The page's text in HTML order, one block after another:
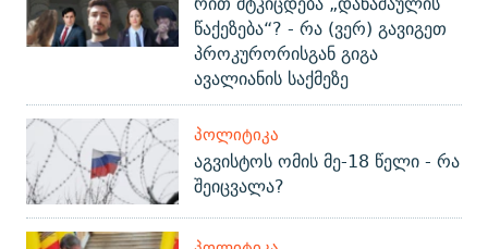
წაქეზება“? - რა (ვერ) გავიგეთ
პროკურორისგან გიგა
ავალიანის საქმეზე
ᲞᲝᲚᲘᲢᲘᲙᲐ
აგვისტოს ომის მე-18 წელი - რა
შეიცვალა?